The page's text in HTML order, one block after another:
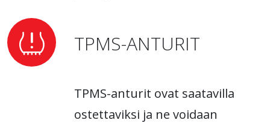
TPMS-ANTURIT
TPMS-anturit ovat saatavilla
ostettaviksi ja ne voidaan